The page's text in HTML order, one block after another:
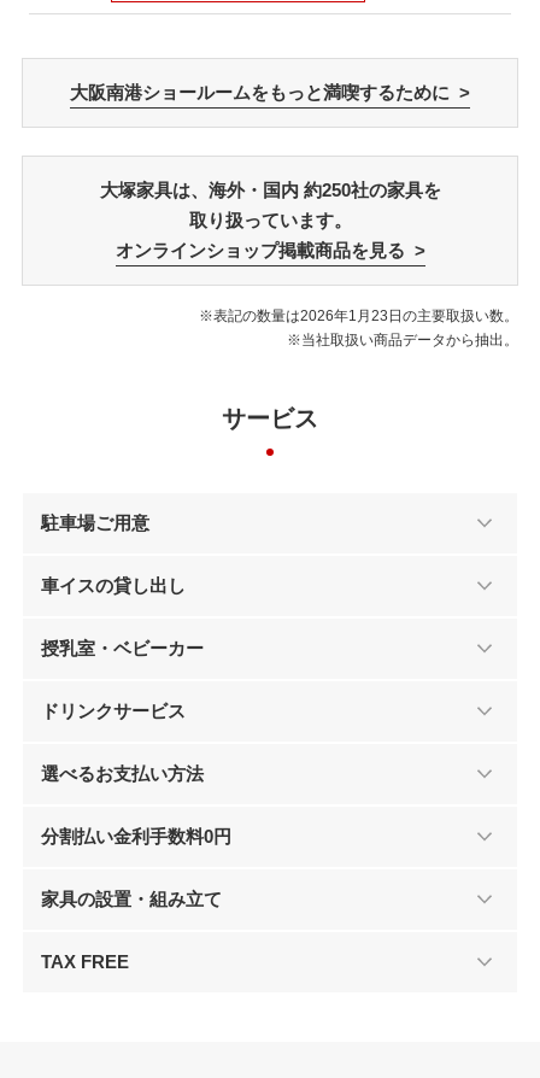
大阪南港ショールームをもっと満喫するために >
大塚家具は、海外・国内 約250社の家具を
取り扱っています。
オンラインショップ掲載商品を見る >
※表記の数量は2026年1月23日の主要取扱い数。
※当社取扱い商品データから抽出。
サービス
駐車場ご用意
車イスの貸し出し
授乳室・ベビーカー
ドリンクサービス
選べるお支払い方法
分割払い金利手数料0円
家具の設置・組み立て
TAX FREE